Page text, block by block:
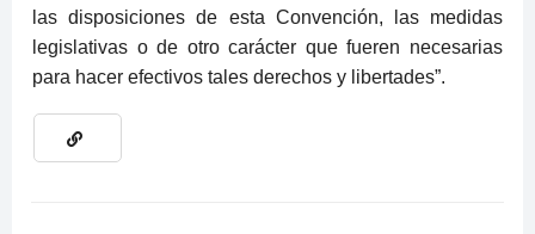
las disposiciones de esta Convención, las medidas
legislativas o de otro carácter que fueren necesarias
para hacer efectivos tales derechos y libertades”.